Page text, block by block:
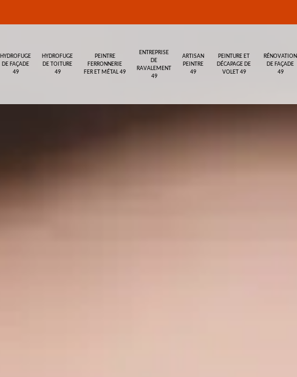
HYDROFUGE
DE FAÇADE
49
HYDROFUGE
DE TOITURE
49
PEINTRE
FERRONNERIE
FER ET MÉTAL 49
ENTREPRISE
DE
RAVALEMENT
49
ARTISAN
PEINTRE
49
PEINTURE ET
DÉCAPAGE DE
VOLET 49
RÉNOVATION
DE FAÇADE
49